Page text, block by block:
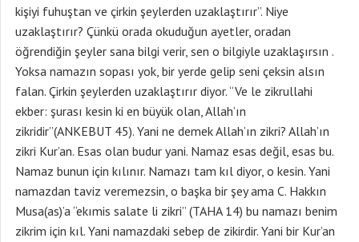
kişiyi fuhuştan ve çirkin şeylerden uzaklaştırır”. Niye
uzaklaştırır? Çünkü orada okuduğun ayetler, oradan
öğrendiğin şeyler sana bilgi verir, sen o bilgiyle uzaklaşırsın .
Yoksa namazın sopası yok, bir yerde gelip seni çeksin alsın
falan. Çirkin şeylerden uzaklaştırır diyor. “Ve le zikrullahi
ekber: şurası kesin ki en büyük olan, Allah’ın
zikridir”(ANKEBUT 45). Yani ne demek Allah’ın zikri? Allah’ın
zikri Kur’an. Esas olan budur yani. Namaz esas değil, esas bu.
Namaz bunun için kılınır. Namazı tam kıl diyor, o kesin. Yani
namazdan taviz veremezsin, o başka bir şey ama C. Hakkın
Musa(as)’a “ekımis salate li zikri” (TAHA 14) bu namazı benim
zikrim için kıl. Yani namazdaki sebep de zikirdir. Yani bir Kur’an